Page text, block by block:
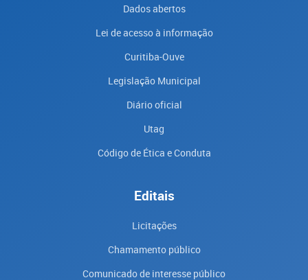
Dados abertos
Lei de acesso à informação
Curitiba-Ouve
Legislação Municipal
Diário oficial
Utag
Código de Ética e Conduta
Editais
Licitações
Chamamento público
Comunicado de interesse público